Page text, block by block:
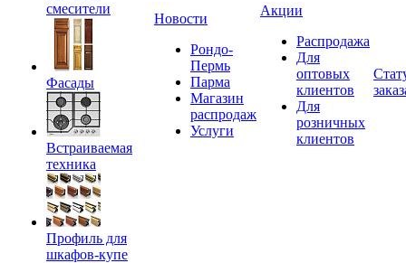
смесители
Фасады
Встраиваемая
техника
Профиль для
шкафов-купе
Новости
Рондо-
Пермь
Парма
Магазин
распродаж
Услуги
Акции
Распродажа
Для
оптовых
клиентов
Для
розничных
клиентов